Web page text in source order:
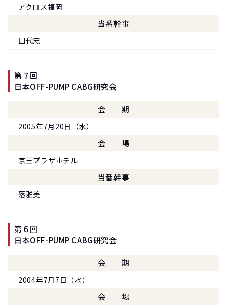
アクロス福岡
当番幹事
田代忠
第７回
日本OFF-PUMP CABG研究会
会期
2005年7月20日（水）
会場
京王プラザホテル
当番幹事
落雅美
第６回
日本OFF-PUMP CABG研究会
会期
2004年7月7日（水）
会場